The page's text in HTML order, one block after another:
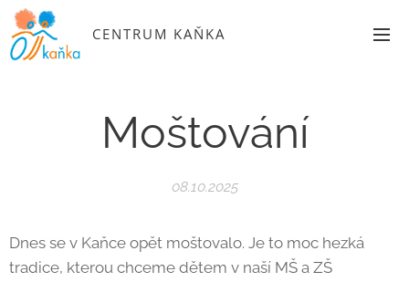
CENTRUM KAŇKA
Moštování
08.10.2025
Dnes se v Kaňce opět moštovalo. Je to moc hezká
tradice, kterou chceme dětem v naší MŠ a ZŠ